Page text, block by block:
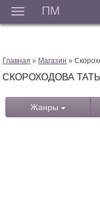
ПМ
Главная » Магазин »
СКОРОХОДОВА
Жанры